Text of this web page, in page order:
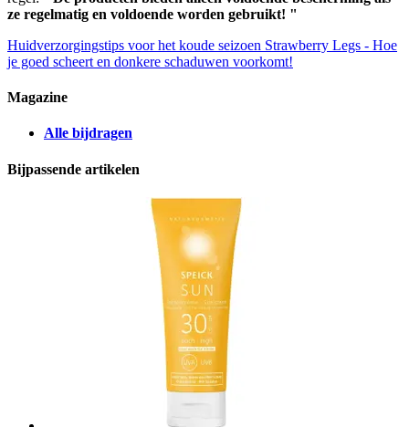
ze regelmatig en voldoende worden gebruikt! "
Huidverzorgingstips voor het koude seizoen Strawberry Legs - Hoe
je goed scheert en donkere schaduwen voorkomt!
Magazine
Alle bijdragen
Bijpassende artikelen